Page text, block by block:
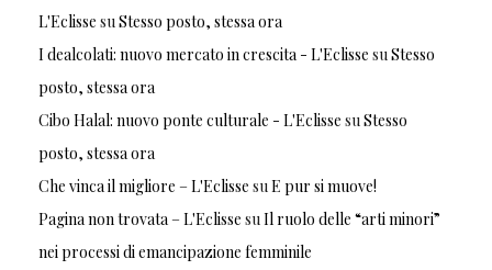
L'Eclisse su Stesso posto, stessa ora
I dealcolati: nuovo mercato in crescita - L'Eclisse su Stesso
posto, stessa ora
Cibo Halal: nuovo ponte culturale - L'Eclisse su Stesso
posto, stessa ora
Che vinca il migliore – L'Eclisse su E pur si muove!
Pagina non trovata – L'Eclisse su Il ruolo delle “arti minori”
nei processi di emancipazione femminile